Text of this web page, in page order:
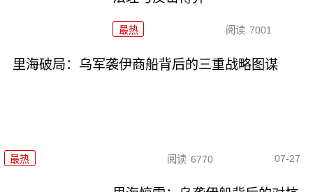
最热 阅读 7001
里海破局：乌军袭伊商船背后的三重战略图谋
最热 阅读 6770 07-27